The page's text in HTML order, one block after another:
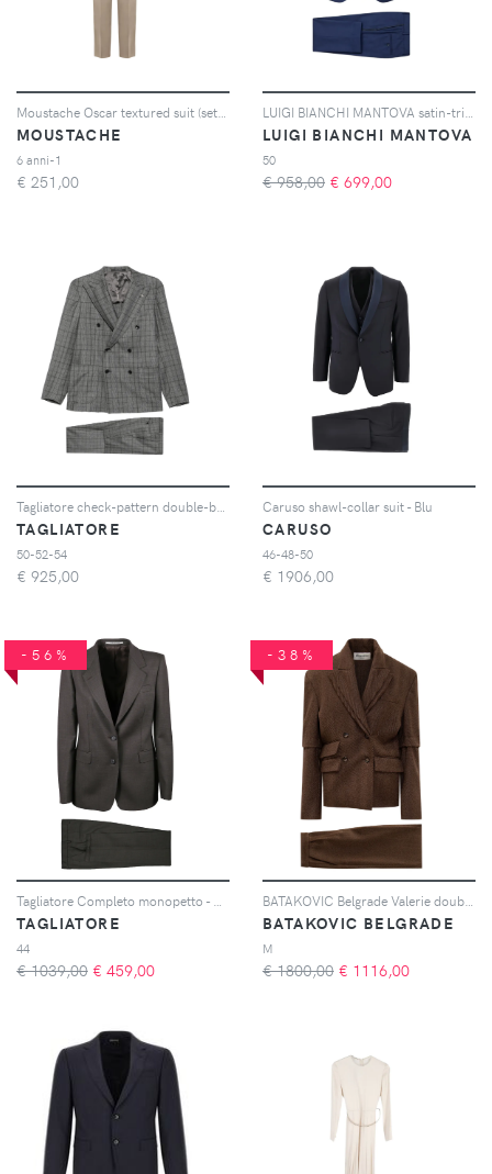
MOUSTACHE
6 anni-1
€ 251,00
LUIGI BIANCHI MANTOVA
50
€ 958,00 € 699,00
TAGLIATORE
50-52-54
€ 925,00
Caruso shawl-collar suit - Blu
CARUSO
46-48-50
€ 1906,00
-56%
TAGLIATORE
44
€ 1039,00 € 459,00
-38%
BATAKOVIC BELGRADE
M
€ 1800,00 € 1116,00